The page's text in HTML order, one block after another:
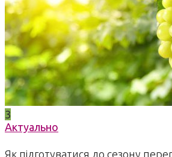
3
Актуально
Як підготуватися до сезону